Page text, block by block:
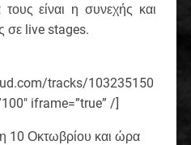
τους είναι η συνεχής και
σε live stages.
tracks/103235150
iframe=”true” /]
10 Οκτωβρίου και ώρα